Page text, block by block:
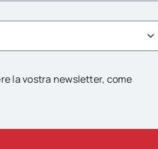
la vostra newsletter, come